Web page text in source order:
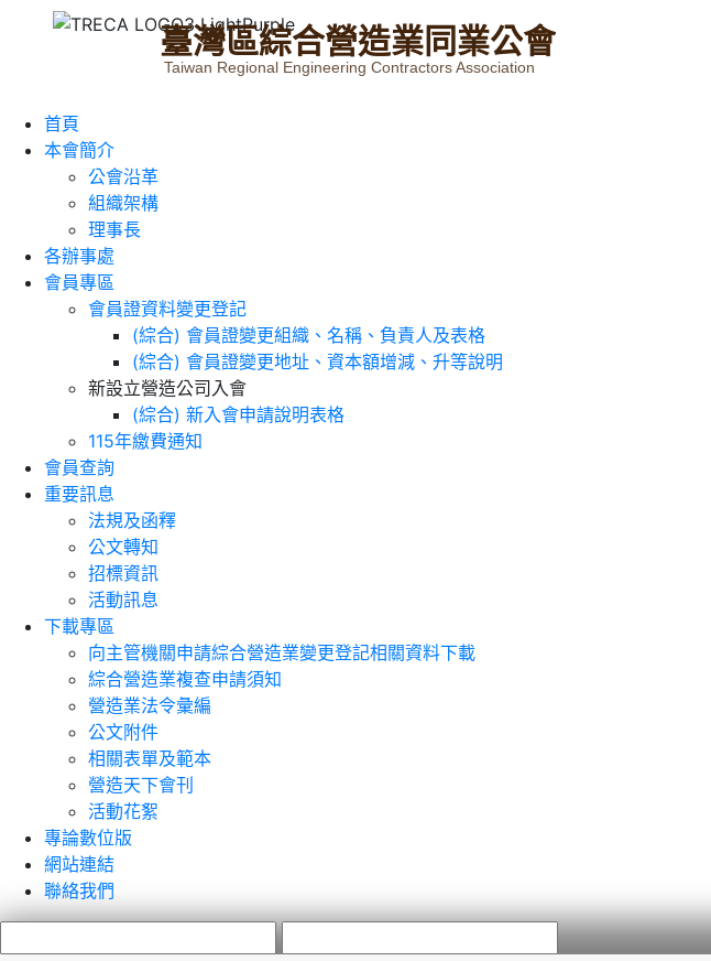
臺灣區綜合營造業同業公會
Taiwan Regional Engineering Contractors Association
首頁
本會簡介
公會沿革
組織架構
理事長
各辦事處
會員專區
會員證資料變更登記
(綜合) 會員證變更組織、名稱、負責人及表格
(綜合) 會員證變更地址、資本額增減、升等說明
新設立營造公司入會
(綜合) 新入會申請說明表格
115年繳費通知
會員查詢
重要訊息
法規及函釋
公文轉知
招標資訊
活動訊息
下載專區
向主管機關申請綜合營造業變更登記相關資料下載
綜合營造業複查申請須知
營造業法令彙編
公文附件
相關表單及範本
營造天下會刊
活動花絮
專論數位版
網站連結
聯絡我們